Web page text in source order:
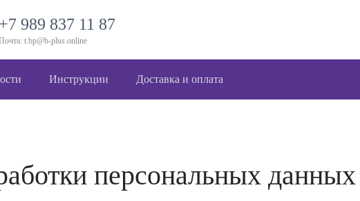
+7 989 837 11 87
t.bp@b-plus.online
Инструкции Доставка и оплата
персональных данных